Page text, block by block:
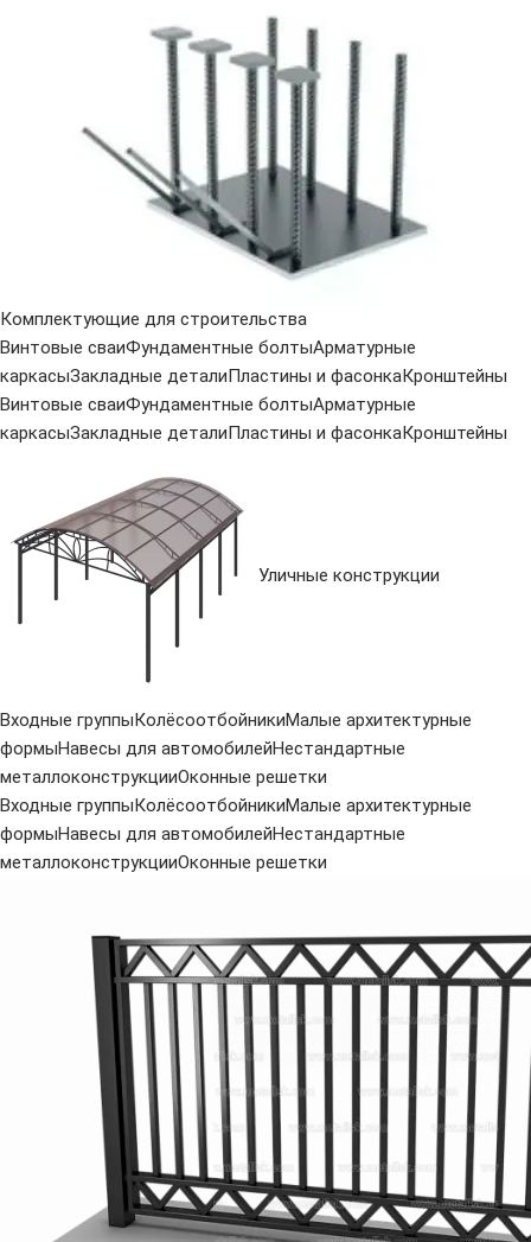
Комплектующие для строительства
Винтовые сваиФундаментные болтыАрматурные
каркасыЗакладные деталиПластины и фасонкаКронштейны
Винтовые сваиФундаментные болтыАрматурные
каркасыЗакладные деталиПластины и фасонкаКронштейны
Уличные конструкции
Входные группыКолёсоотбойникиМалые архитектурные
формыНавесы для автомобилейНестандартные
металлоконструкцииОконные решетки
Входные группыКолёсоотбойникиМалые архитектурные
формыНавесы для автомобилейНестандартные
металлоконструкцииОконные решетки